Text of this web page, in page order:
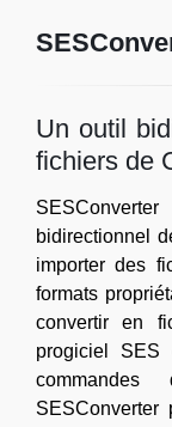
Un outil
fichiers de
bidirectionnel
importer des
formats
convertir en
progiciel
SESConverter